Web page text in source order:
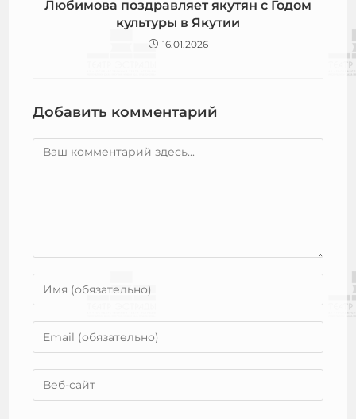
Любимова поздравляет якутян с Годом
культуры в Якутии
16.01.2026
Добавить комментарий